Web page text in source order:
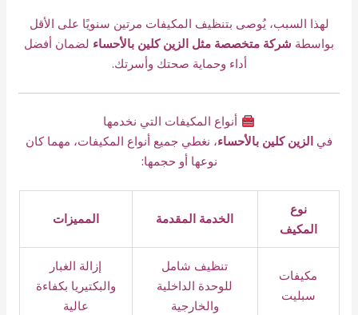
لهذا السبب، يُوصى بتنظيف المكيفات مرتين سنويًا على الأقل
بواسطة شركة متخصصة مثل الزين كلين بالأحساء لضمان أفضل
أداء وحماية صحتك وأسرتك.
أنواع المكيفات التي نخدمها
في الزين كلين بالأحساء، نغطي جميع أنواع المكيفات، مهما كان
نوعها أو حجمها:
نوع
المكيف
الخدمة المقدمة المميزات
مكيفات
سبليت
تنظيف شامل
للوحدة الداخلية
والخارجية
إزالة الغبار
والبكتيريا بكفاءة
عالية